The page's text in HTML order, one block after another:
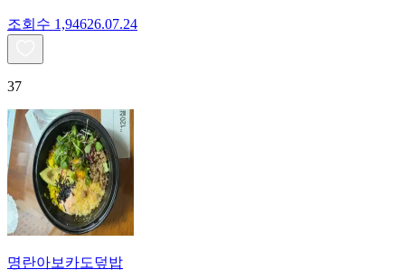
조회수 1,94626.07.24
37
명란아보카도덮밥